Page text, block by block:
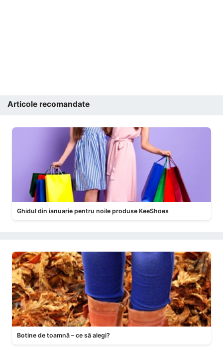
Articole recomandate
Ghidul din ianuarie pentru noile produse KeeShoes
Botine de toamnă – ce să alegi?